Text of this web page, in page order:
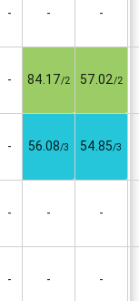
- - -
- 84.17/2 57.02/2
- 56.08/3 54.85/3
- - -
- - -